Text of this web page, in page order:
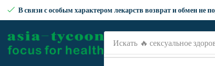
В связи с особым характером лекарств возврат и обмен не
Искать 🔥рецепт